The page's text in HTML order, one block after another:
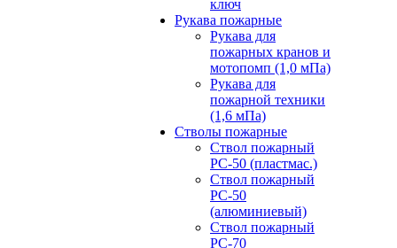
ключ
Рукава пожарные
Рукава для
пожарных кранов и
мотопомп (1,0 мПа)
Рукава для
пожарной техники
(1,6 мПа)
Стволы пожарные
Ствол пожарный
РС-50 (пластмас.)
Ствол пожарный
РС-50
(алюминиевый)
Ствол пожарный
РС-70